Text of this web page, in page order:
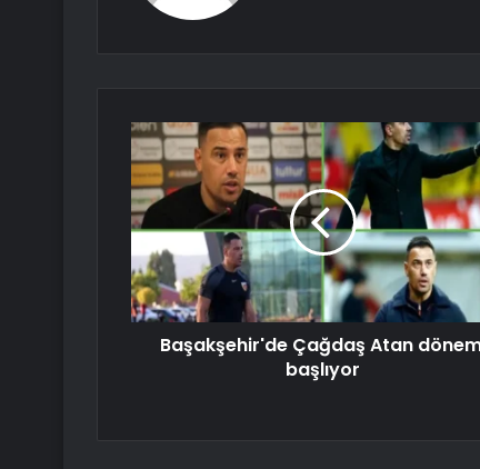
Başakşehir'de Çağdaş Atan
başlıyor